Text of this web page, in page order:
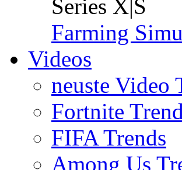
Series X|S
Farming
Videos
neuste Video
Fortnite
FIFA Trends
Among Us